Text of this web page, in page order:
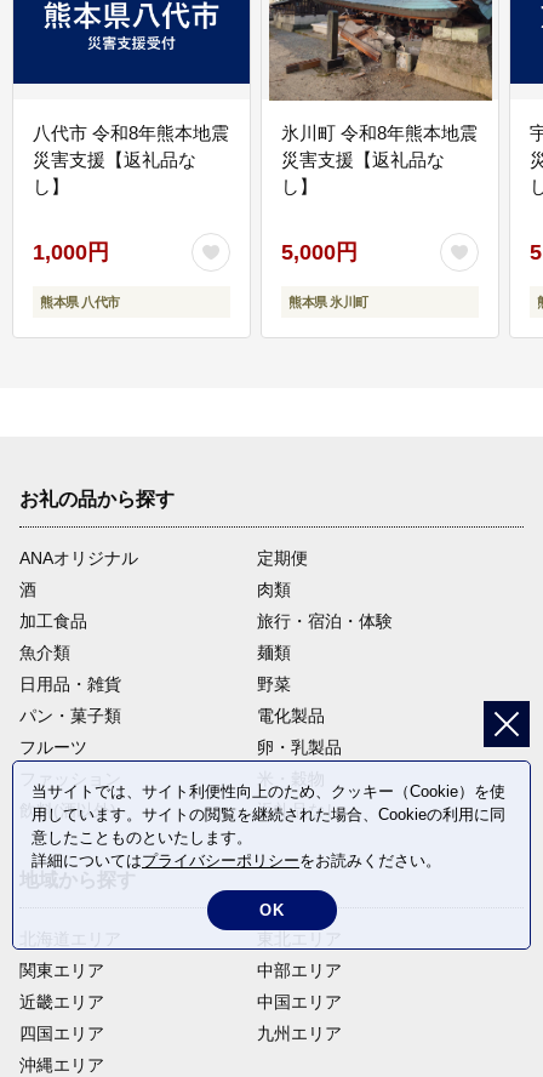
八代市 令和8年熊本地震
災害支援【返礼品な
し】
1,000円
熊本県 八代市
氷川町 令和8年熊本地震
災害支援【返礼品な
し】
5,000円
熊本県 氷川町
お礼の品から探す
ANAオリジナル
定期便
酒
肉類
加工食品
旅行・宿泊・体験
魚介類
麺類
日用品・雑貨
野菜
パン・菓子類
電化製品
フルーツ
卵・乳製品
飲料(酒以外)
返礼品なし
関東エリア
近畿エリア
四国エリア
沖縄エリア
中部エリア
中国エリア
九州エリア
当サイトでは、サイト利便性向上のため、クッキー（Cookie）を使
用しています。サイトの閲覧を継続された場合、Cookieの利用に同
意したことものといたします。
詳細についてはプライバシーポリシーをお読みください。
OK